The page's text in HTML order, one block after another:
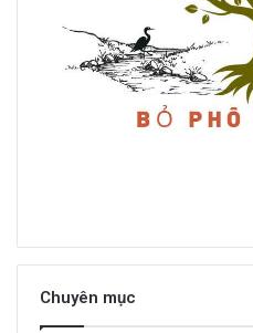
Chuyên mục